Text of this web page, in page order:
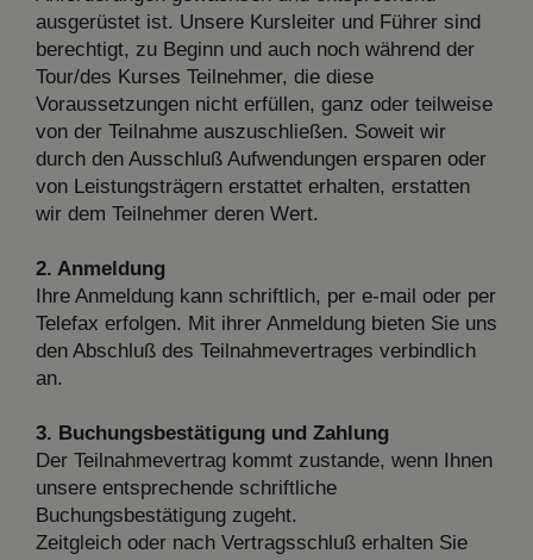
ausgerüstet ist. Unsere Kursleiter und Führer sind
berechtigt, zu Beginn und auch noch während der
Tour/des Kurses Teilnehmer, die diese
Voraussetzungen nicht erfüllen, ganz oder teilweise
von der Teilnahme auszuschließen. Soweit wir
durch den Ausschluß Aufwendungen ersparen oder
von Leistungsträgern erstattet erhalten, erstatten
wir dem Teilnehmer deren Wert.
2. Anmeldung
Ihre Anmeldung kann schriftlich, per e-mail oder per
Telefax erfolgen. Mit ihrer Anmeldung bieten Sie uns
den Abschluß des Teilnahmevertrages verbindlich
an.
3. Buchungsbestätigung und Zahlung
Der Teilnahmevertrag kommt zustande, wenn Ihnen
unsere entsprechende schriftliche
Buchungsbestätigung zugeht.
Zeitgleich oder nach Vertragsschluß erhalten Sie